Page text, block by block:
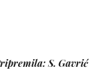
S. Gavrić